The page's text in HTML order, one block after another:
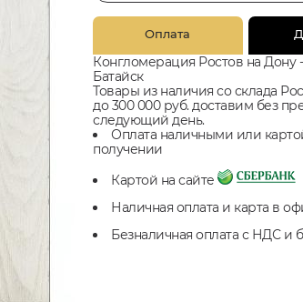
Оплата
Конгломерация Ростов на Дону
Батайск
Товары из наличия со склада
до 300 000 руб. доставим без
следующий день.
Оплата наличными или
получении
Картой на сайте
Наличная оплата и карта в
Безналичная оплата с НДС и